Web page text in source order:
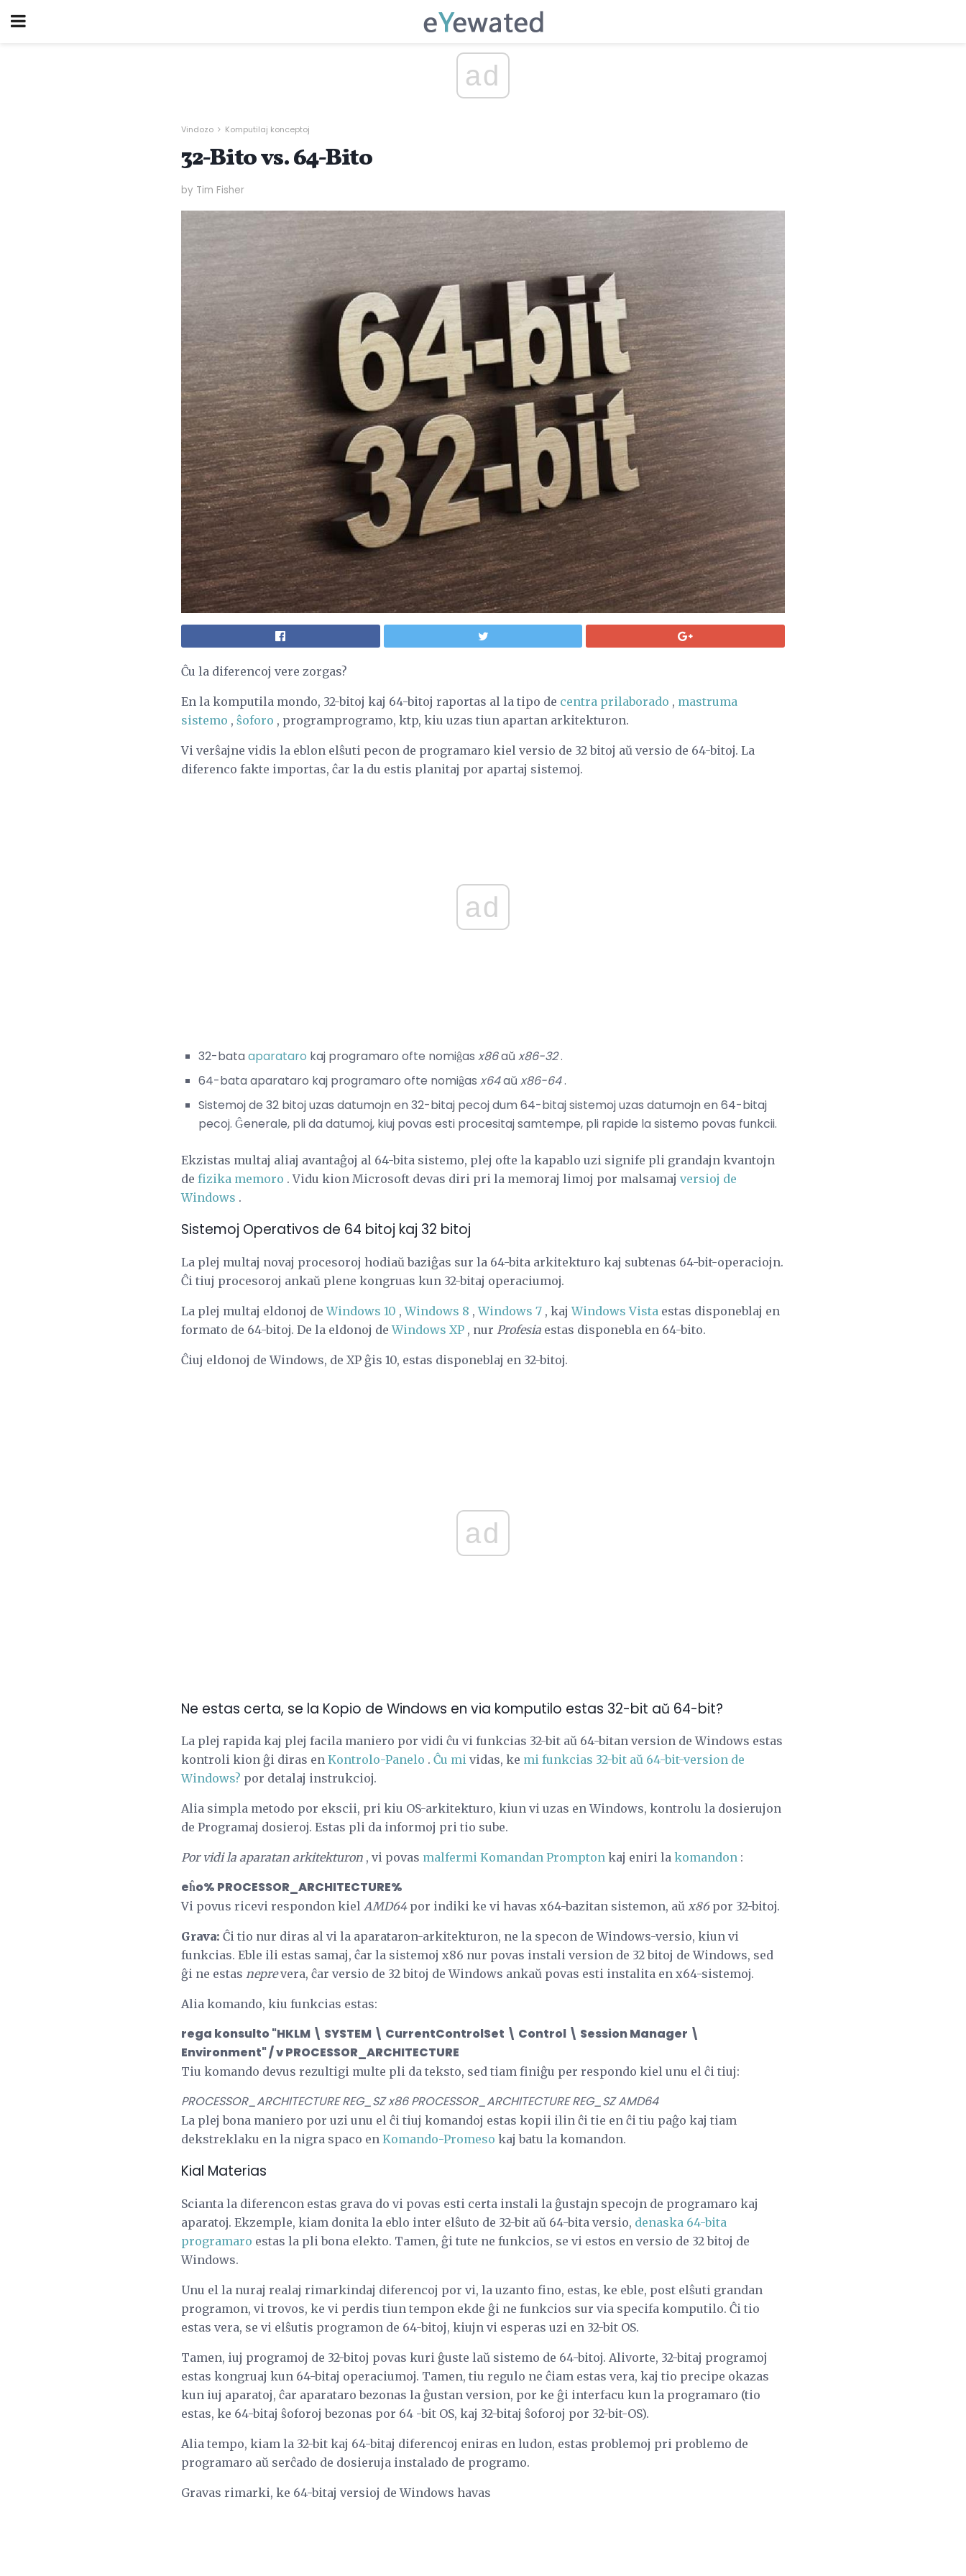
ad
Vindozo Komputilaj konceptoj
32-Bito vs. 64-Bito
by Tim Fisher
Ĉu la diferencoj vere zorgas?
En la komputila mondo, 32-bitoj kaj 64-bitoj raportas al la tipo de centra prilaborado , mastruma
sistemo , ŝoforo , programprogramo, ktp, kiu uzas tiun apartan arkitekturon.
Vi verŝajne vidis la eblon elŝuti pecon de programaro kiel versio de 32 bitoj aŭ versio de 64-bitoj. La
diferenco fakte importas, ĉar la du estis planitaj por apartaj sistemoj.
ad
32-bata aparataro kaj programaro ofte nomiĝas x86aŭ x86-32.
64-bata aparataro kaj programaro ofte nomiĝas x64aŭ x86-64.
Sistemoj de 32 bitoj uzas datumojn en 32-bitaj pecoj dum 64-bitaj sistemoj uzas datumojn en 64-bitaj
pecoj. Ĝenerale, pli da datumoj, kiuj povas esti procesitaj samtempe, pli rapide la sistemo povas funkcii.
Ekzistas multaj aliaj avantaĝoj al 64-bita sistemo, plej ofte la kapablo uzi signife pli grandajn kvantojn
de fizika memoro . Vidu kion Microsoft devas diri pri la memoraj limoj por malsamaj versioj de
Windows .
Sistemoj Operativos de 64 bitoj kaj 32 bitoj
La plej multaj novaj procesoroj hodiaŭ baziĝas sur la 64-bita arkitekturo kaj subtenas 64-bit-operaciojn.
Ĉi tiuj procesoroj ankaŭ plene kongruas kun 32-bitaj operaciumoj.
La plej multaj eldonoj deWindows 10 ,Windows 8 ,Windows 7 , kajWindows Vista estas disponeblaj en
formato de 64-bitoj. De la eldonoj deWindows XP , nur Profesia estas disponebla en 64-bito.
Ĉiuj eldonoj de Windows, de XP ĝis 10, estas disponeblaj en 32-bitoj.
ad
Ne estas certa, se la Kopio de Windows en via komputilo estas 32-bit aŭ 64-bit?
La plej rapida kaj plej facila maniero por vidi ĉu vi funkcias 32-bit aŭ 64-bitan version de Windows estas
kontroli kion ĝi diras en Kontrolo-Panelo . Ĉu mi vidas, ke mi funkcias 32-bit aŭ 64-bit-version de
Windows? por detalaj instrukcioj.
Alia simpla metodo por ekscii, pri kiu OS-arkitekturo, kiun vi uzas en Windows, kontrolu la dosierujon
de Programaj dosieroj. Estas pli da informoj pri tio sube.
Por vidi la aparatan arkitekturon , vi povas malfermi Komandan Prompton kaj eniri la komandon :
eĥo% PROCESSOR_ARCHITECTURE%
Vi povus ricevi respondon kiel AMD64por indiki ke vi havas x64-bazitan sistemon, aŭ x86 por 32-bitoj.
Grava: Ĉi tio nur diras al vi la aparataron-arkitekturon, ne la specon de Windows-versio, kiun vi
funkcias. Eble ili estas samaj, ĉar la sistemoj x86 nur povas instali version de 32 bitoj de Windows, sed
ĝi ne estas neprevera, ĉar versio de 32 bitoj de Windows ankaŭ povas esti instalita en x64-sistemoj.
Alia komando, kiu funkcias estas:
rega konsulto "HKLM \ SYSTEM \ CurrentControlSet \ Control \ Session Manager \
Environment" / v PROCESSOR_ARCHITECTURE
Tiu komando devus rezultigi multe pli da teksto, sed tiam finiĝu per respondo kiel unu el ĉi tiuj:
PROCESSOR_ARCHITECTURE REG_SZ x86 PROCESSOR_ARCHITECTURE REG_SZ AMD64
La plej bona maniero por uzi unu el ĉi tiuj komandoj estas kopii ilin ĉi tie en ĉi tiu paĝo kaj tiam
dekstreklaku en la nigra spaco en Komando-Promeso kaj batu la komandon.
Kial Materias
Scianta la diferencon estas grava do vi povas esti certa instali la ĝustajn specojn de programaro kaj
aparatoj. Ekzemple, kiam donita la eblo inter elŝuto de 32-bit aŭ 64-bita versio, denaska 64-bita
programaro estas la pli bona elekto. Tamen, ĝi tute ne funkcios, se vi estos en versio de 32 bitoj de
Windows.
Unu el la nuraj realaj rimarkindaj diferencoj por vi, la uzanto fino, estas, ke eble, post elŝuti grandan
programon, vi trovos, ke vi perdis tiun tempon ekde ĝi ne funkcios sur via specifa komputilo. Ĉi tio
estas vera, se vi elŝutis programon de 64-bitoj, kiujn vi esperas uzi en 32-bit OS.
Tamen, iuj programoj de 32-bitoj povas kuri ĝuste laŭ sistemo de 64-bitoj. Alivorte, 32-bitaj programoj
estas kongruaj kun 64-bitaj operaciumoj. Tamen, tiu regulo ne ĉiam estas vera, kaj tio precipe okazas
kun iuj aparatoj, ĉar aparataro bezonas la ĝustan version, por ke ĝi interfacu kun la programaro (tio
estas, ke 64-bitaj ŝoforoj bezonas por 64 -bit OS, kaj 32-bitaj ŝoforoj por 32-bit-OS).
Alia tempo, kiam la 32-bit kaj 64-bitaj diferencoj eniras en ludon, estas problemoj pri problemo de
programaro aŭ serĉado de dosieruja instalado de programo.
Gravas rimarki, ke 64-bitaj versioj de Windows havas